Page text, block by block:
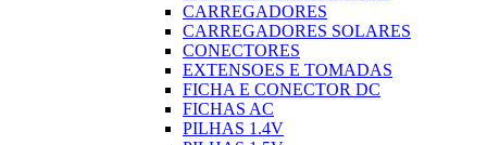
CARREGADORES
CARREGADORES SOLARES
CONECTORES
EXTENSOES E TOMADAS
FICHA E CONECTOR DC
FICHAS AC
PILHAS 1.4V